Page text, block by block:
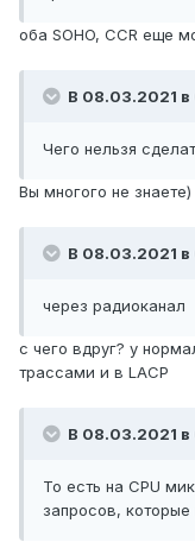
оба SOHO, CCR еще
В 08.03.2021 в
Чего нельзя
Вы многого не знаете)
В 08.03.2021 в
через радиоканал
с чего вдруг? у
трассами и в LACP
В 08.03.2021 в
То есть на CPU
запросов,